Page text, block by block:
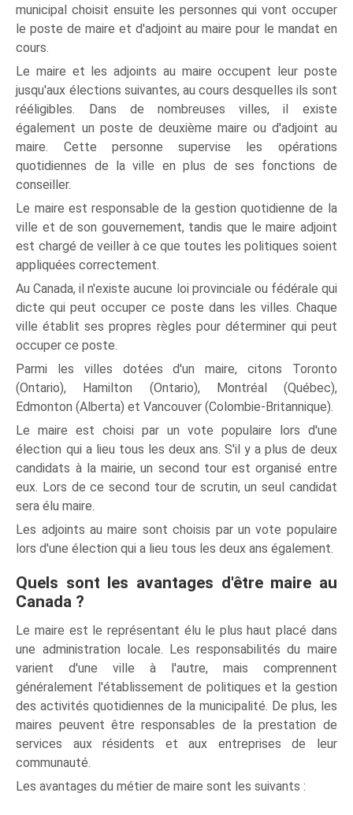
municipal choisit ensuite les personnes qui vont occuper
le poste de maire et d'adjoint au maire pour le mandat en
cours.
Le maire et les adjoints au maire occupent leur poste
jusqu'aux élections suivantes, au cours desquelles ils sont
rééligibles. Dans de nombreuses villes, il existe
également un poste de deuxième maire ou d'adjoint au
maire. Cette personne supervise les opérations
quotidiennes de la ville en plus de ses fonctions de
conseiller.
Le maire est responsable de la gestion quotidienne de la
ville et de son gouvernement, tandis que le maire adjoint
est chargé de veiller à ce que toutes les politiques soient
appliquées correctement.
Au Canada, il n'existe aucune loi provinciale ou fédérale qui
dicte qui peut occuper ce poste dans les villes. Chaque
ville établit ses propres règles pour déterminer qui peut
occuper ce poste.
Parmi les villes dotées d'un maire, citons Toronto
(Ontario), Hamilton (Ontario), Montréal (Québec),
Edmonton (Alberta) et Vancouver (Colombie-Britannique).
Le maire est choisi par un vote populaire lors d'une
élection qui a lieu tous les deux ans. S'il y a plus de deux
candidats à la mairie, un second tour est organisé entre
eux. Lors de ce second tour de scrutin, un seul candidat
sera élu maire.
Les adjoints au maire sont choisis par un vote populaire
lors d'une élection qui a lieu tous les deux ans également.
Quels sont les avantages d'être maire au
Canada ?
Le maire est le représentant élu le plus haut placé dans
une administration locale. Les responsabilités du maire
varient d'une ville à l'autre, mais comprennent
généralement l'établissement de politiques et la gestion
des activités quotidiennes de la municipalité. De plus, les
maires peuvent être responsables de la prestation de
services aux résidents et aux entreprises de leur
communauté.
Les avantages du métier de maire sont les suivants :